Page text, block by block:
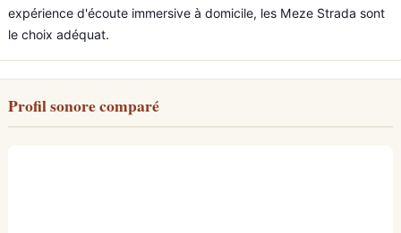
expérience d'écoute immersive à domicile, les Meze Strada sont
le choix adéquat.
Profil sonore comparé